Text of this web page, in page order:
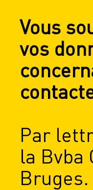
Vous
vos
Par
la Bvba
Bruges.